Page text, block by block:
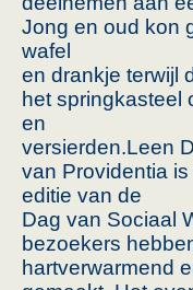
Jong en oud kon
wafel
en drankje terwijl
het springkasteel
en
versierden.Leen
van Providentia
editie van de
Dag van Sociaal
bezoekers
hartverwarmend